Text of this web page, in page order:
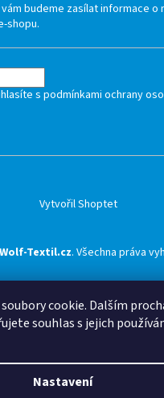
cookie. Dalším
souhlas s jejich
Nastavení
budeme zasílat informace o
shopu.
s podmínkami ochrany
Vytvořil Shoptet
Wolf-Textil.cz. Všechna práva